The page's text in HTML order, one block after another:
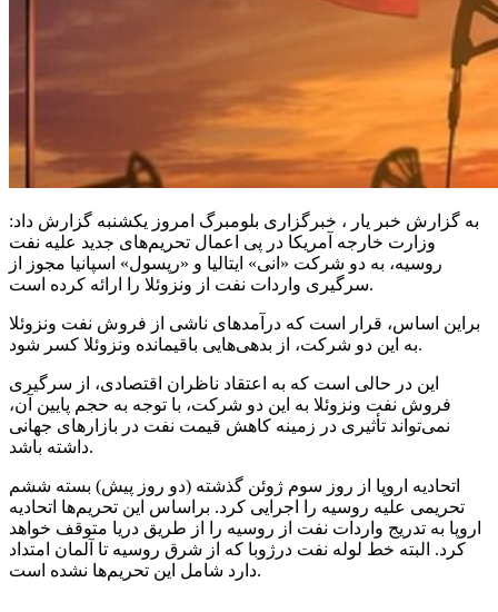
به گزارش خبر یار ، خبرگزاری بلومبرگ امروز یکشنبه گزارش داد:
وزارت خارجه آمریکا در پی اعمال تحریم‌های جدید علیه نفت
روسیه، به دو شرکت «انی» ایتالیا و «رپسول» اسپانیا مجوز از
سرگیری واردات نفت از ونزوئلا را ارائه کرده است.
براین اساس، قرار است که درآمدهای ناشی از فروش نفت ونزوئلا
به این دو شرکت، از بدهی‌هایی باقیمانده ونزوئلا کسر شود.
این در حالی است که به اعتقاد ناظران اقتصادی، از سرگیری
فروش نفت ونزوئلا به این دو شرکت، با توجه به حجم پایین آن،
نمی‌تواند تأثیری در زمینه کاهش قیمت نفت در بازارهای جهانی
داشته باشد.
اتحادیه اروپا از روز سوم ژوئن گذشته (دو روز پیش) بسته ششم
تحریمی علیه روسیه را اجرایی کرد. براساس این تحریم‌ها اتحادیه
اروپا به تدریج واردات نفت از روسیه را از طریق دریا متوقف خواهد
کرد. البته خط لوله نفت درژوبا که از شرق روسیه تا آلمان امتداد
دارد شامل این تحریم‌ها نشده است.